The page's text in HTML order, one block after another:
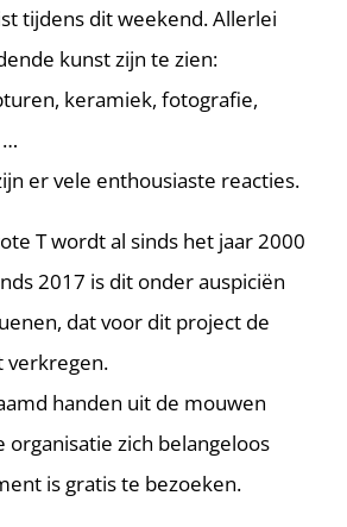
tijdens dit weekend. Allerlei
kunst zijn te zien:
keramiek, fotografie,
…
er vele enthousiaste reacties.
T wordt al sinds het jaar 2000
2017 is dit onder auspiciën
dat voor dit project de
verkregen.
handen uit de mouwen
organisatie zich belangeloos
is gratis te bezoeken.